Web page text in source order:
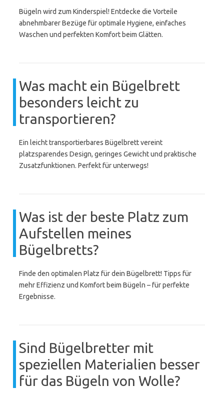
Bügeln wird zum Kinderspiel! Entdecke die Vorteile
abnehmbarer Bezüge für optimale Hygiene, einfaches
Waschen und perfekten Komfort beim Glätten.
Was macht ein Bügelbrett
besonders leicht zu
transportieren?
Ein leicht transportierbares Bügelbrett vereint
platzsparendes Design, geringes Gewicht und praktische
Zusatzfunktionen. Perfekt für unterwegs!
Was ist der beste Platz zum
Aufstellen meines
Bügelbretts?
Finde den optimalen Platz für dein Bügelbrett! Tipps für
mehr Effizienz und Komfort beim Bügeln – für perfekte
Ergebnisse.
Sind Bügelbretter mit
speziellen Materialien besser
für das Bügeln von Wolle?